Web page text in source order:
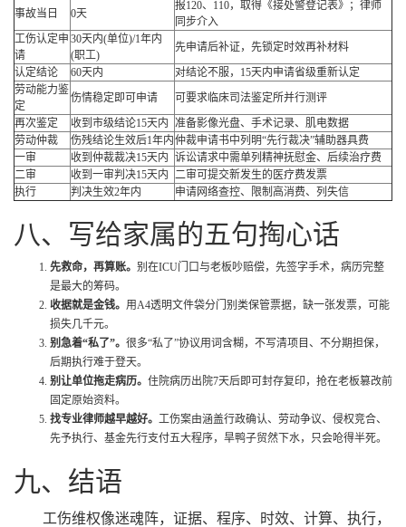
事故当日
0天
报120、110，取得《接处警登记表》；律师
同步介入
工伤认定申
请
30天内(单位)/1年内
(职工)
先申请后补证，先锁定时效再补材料
认定结论
60天内
对结论不服，15天内申请省级重新认定
劳动能力鉴
定
伤情稳定即可申请
可要求临床司法鉴定所并行测评
再次鉴定
收到市级结论15天内
准备影像光盘、手术记录、肌电数据
劳动仲裁
伤残结论生效后1年内 仲裁申请书中列明“先行裁决”辅助器具费
一审
收到仲裁裁决15天内
诉讼请求中需单列精神抚慰金、后续治疗费
二审
收到一审判决15天内
二审可提交新发生的医疗费发票
执行
判决生效2年内 申请网络查控、限制高消费、列失信
八、写给家属的五句掏心话
先救命，再算账。 别在ICU门口与老板吵赔偿，先签字手术，病历完整
是最大的筹码。
收据就是金钱。 用A4透明文件袋分门别类保管票据，缺一张发票，可能
损失几千元。
别急着“私了”。 很多“私了”协议用词含糊，不写清项目、不分期担保，
后期执行难于登天。
别让单位拖走病历。 住院病历出院7天后即可封存复印，抢在老板篡改前
固定原始资料。
找专业律师越早越好。 工伤案由涵盖行政确认、劳动争议、侵权竞合、
先予执行、基金先行支付五大程序，旱鸭子贸然下水，只会呛得半死。
九、结语
工伤维权像迷魂阵，证据、程序、时效、计算、执行，